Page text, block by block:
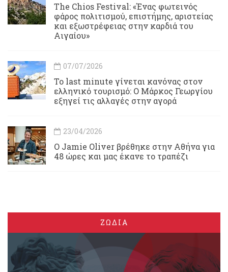
Τhe Chios Festival: «Ένας φωτεινός
φάρος πολιτισμού, επιστήμης, αριστείας
και εξωστρέφειας στην καρδιά του
Αιγαίου»
07/07/2026
Το last minute γίνεται κανόνας στον
ελληνικό τουρισμό: Ο Μάρκος Γεωργίου
εξηγεί τις αλλαγές στην αγορά
23/04/2026
Ο Jamie Oliver βρέθηκε στην Αθήνα για
48 ώρες και μας έκανε το τραπέζι
ΖΩΔΙΑ